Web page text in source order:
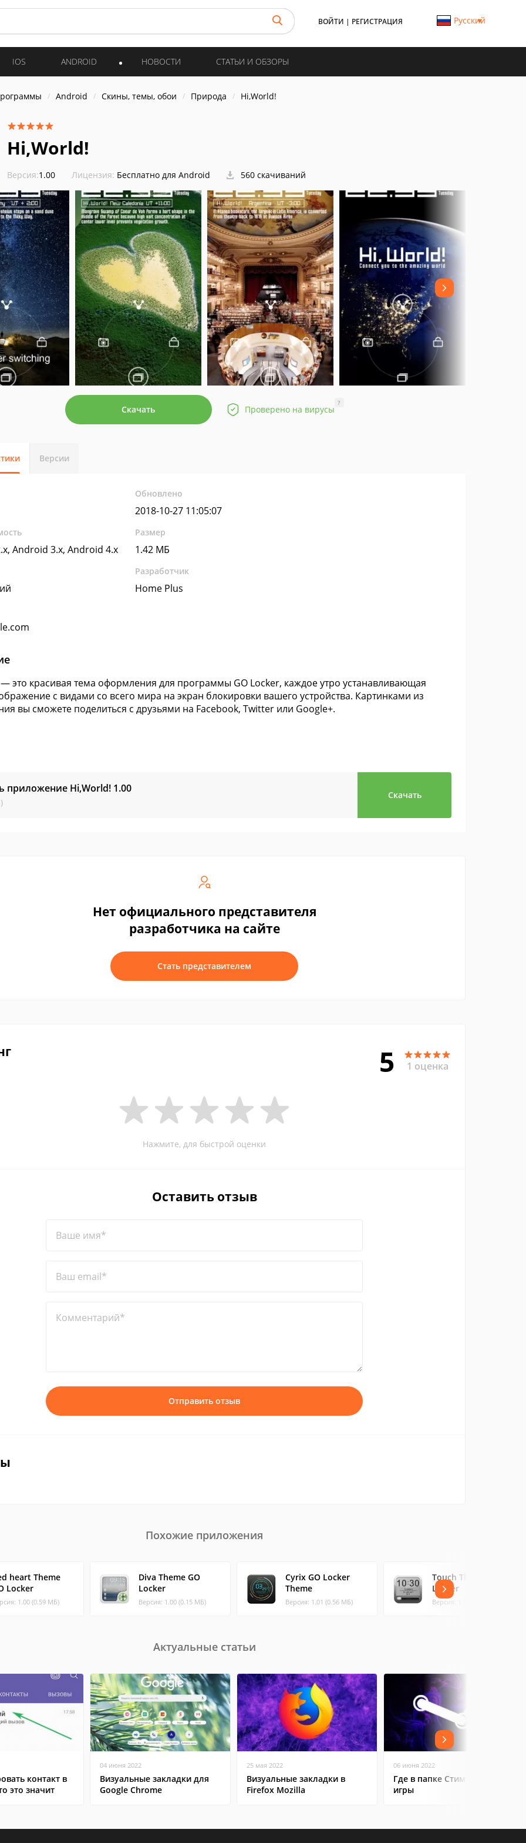
ВОЙТИ | РЕГИСТРАЦИЯ Русский
IOS ANDROID НОВОСТИ СТАТЬИ И ОБЗОРЫ
Android Скины, темы, обои Природа Hi,World!
Hi,World!
Версия:1.00 Лицензия: Бесплатно для Android 560 скачиваний
Скачать Проверено на вирусы
?
Версии
Обновлено
2018-10-27 11:05:07
Android 3.x, Android 4.x
Размер
1.42 МБ
Разработчик
Home Plus
это красивая тема оформления для программы GO Locker, каждое утро устанавливающая
с видами со всего мира на экран блокировки вашего устройства. Картинками из
вы сможете поделиться с друзьями на Facebook, Twitter или Google+.
приложение Hi,World! 1.00
Скачать
Нет официального представителя
разработчика на сайте
Стать представителем
5 1 оценка
Нажмите, для быстрой оценки
Оставить отзыв
Ваше имя*
Ваш email*
Комментарий*
Отправить отзыв
Похожие приложения
heart Theme
Locker
1.00 (0.59 МБ)
Diva Theme GO
Locker
Версия: 1.00 (0.15 МБ)
Cyrix GO Locker
Theme
Версия: 1.01 (0.56 МБ)
Touch Theme GO
Locker
Версия: 1.00 (0.79 МБ)
Актуальные статьи
контакт в
это значит
04 июня 2022
Визуальные закладки для
Google Chrome
25 мая 2022
Визуальные закладки в
Firefox Mozilla
06 июня 2022
Где в папке Стим находятся
игры